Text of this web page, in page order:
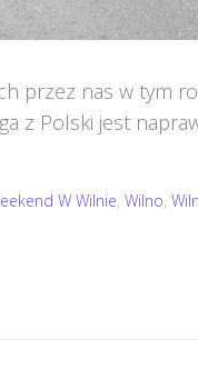
przez nas w tym
z Polski jest
W Wilnie, Wilno,